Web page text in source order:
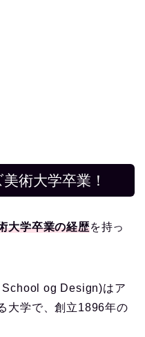
術大学卒業！
大学卒業の経歴を持っ
og Design)はア
大学で、創立1896年の